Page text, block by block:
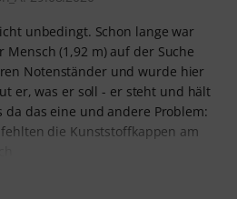
unbedingt. Schon lange war
Mensch (1,92 m) auf der Suche
Notenständer und wurde hier
er, was er soll - er steht und hält
da das eine und andere Problem:
die Kunststoffkappen am